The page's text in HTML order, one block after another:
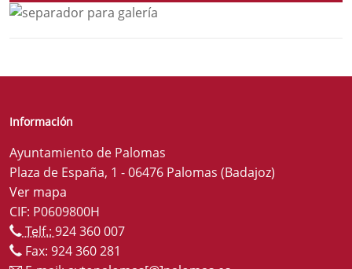
Información
Ayuntamiento de Palomas
Plaza de España, 1 - 06476 Palomas (Badajoz)
Ver mapa
CIF: P0609800H
Telf.: 924 360 007
Fax: 924 360 281